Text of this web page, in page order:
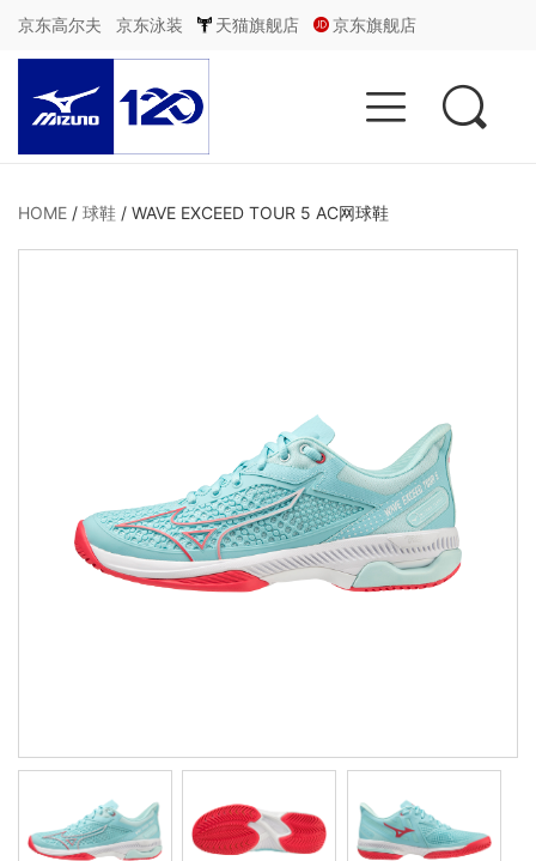
京东高尔夫 京东泳装 天猫旗舰店 京东旗舰店
 
HOME / 球鞋 / WAVE EXCEED TOUR 5 AC网球鞋